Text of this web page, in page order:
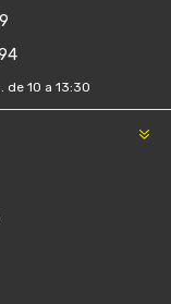
de 10 a 13:30